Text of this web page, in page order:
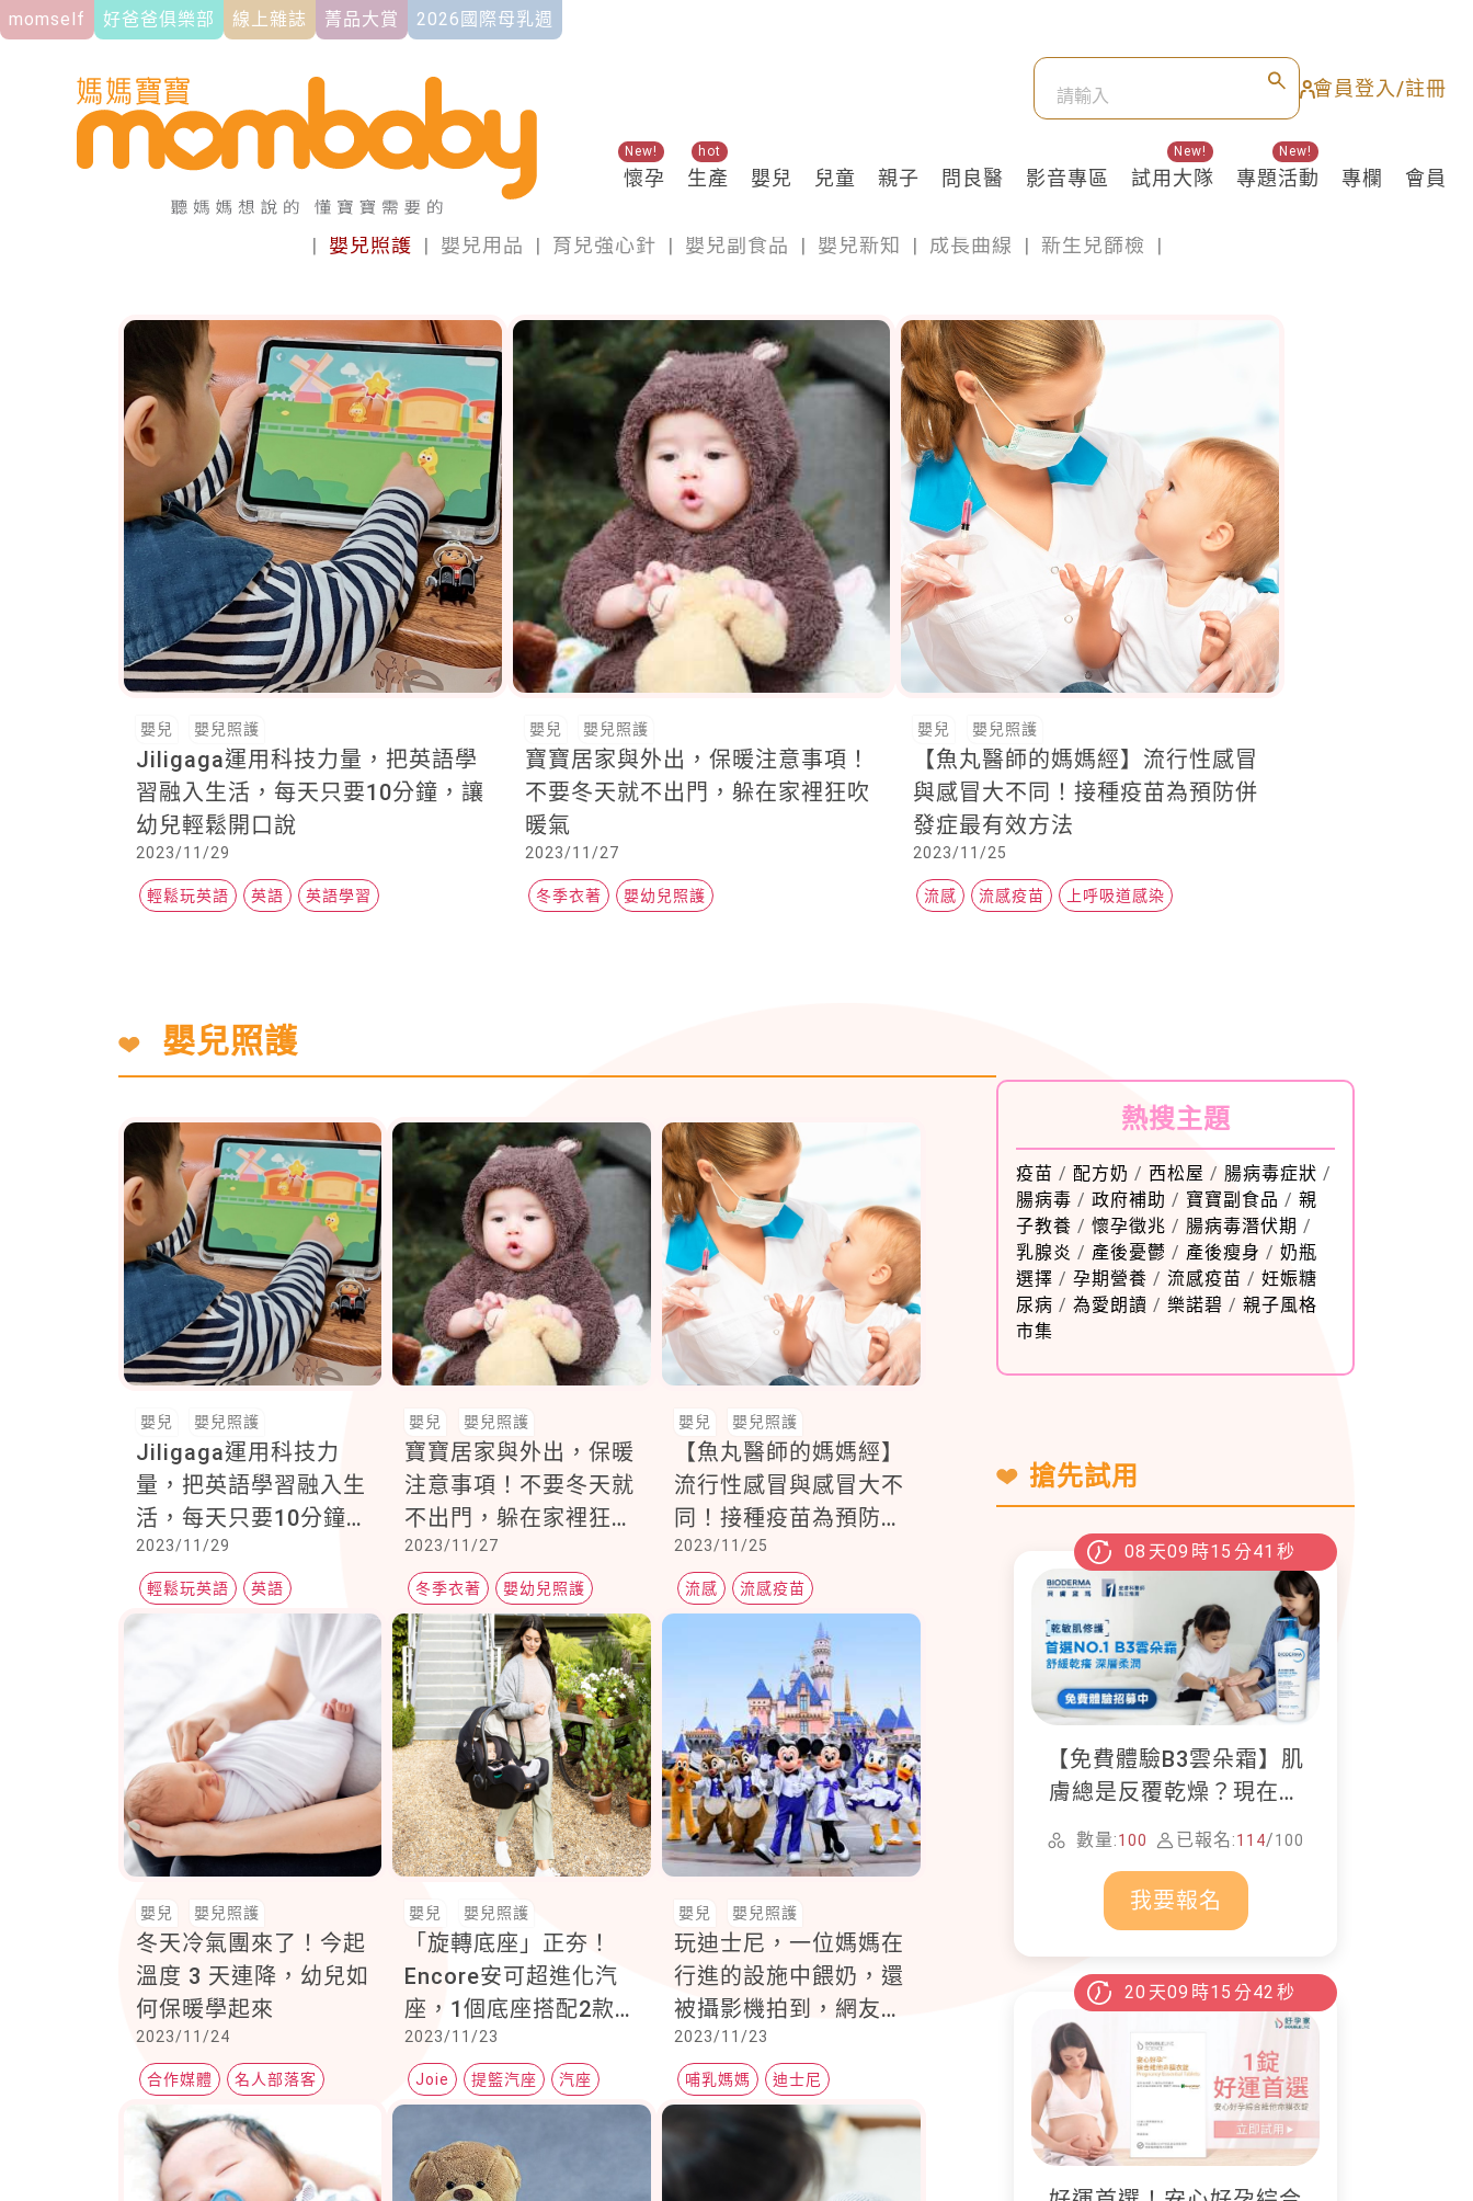
momself 好爸爸俱樂部 線上雜誌 菁品大賞 2026國際母乳週
會員登入/註冊
懷孕
New!
生產
hot
嬰兒 兒童 親子 問良醫 影音專區 試用大隊
New!
專題活動
New!
專欄 會員
嬰兒
| 嬰兒照護 | 嬰兒用品 | 育兒強心針 | 嬰兒副食品 | 嬰兒新知 | 成長曲線 | 新生兒篩檢 |
嬰兒 嬰兒照護
Jiligaga運用科技力量，把英語學
習融入生活，每天只要10分鐘，讓
幼兒輕鬆開口說
2023/11/29
輕鬆玩英語 英語 英語學習
嬰兒 嬰兒照護
寶寶居家與外出，保暖注意事項！
不要冬天就不出門，躲在家裡狂吹
暖氣
2023/11/27
冬季衣著 嬰幼兒照護
嬰兒 嬰兒照護
【魚丸醫師的媽媽經】流行性感冒
與感冒大不同！接種疫苗為預防併
發症最有效方法
2023/11/25
流感 流感疫苗 上呼吸道感染
嬰兒照護
嬰兒 嬰兒照護
Jiligaga運用科技力
量，把英語學習融入生
活，每天只要10分鐘，
讓幼兒輕鬆開口說
2023/11/29
輕鬆玩英語 英語
嬰兒 嬰兒照護
寶寶居家與外出，保暖
注意事項！不要冬天就
不出門，躲在家裡狂吹
暖氣
2023/11/27
冬季衣著 嬰幼兒照護
嬰兒 嬰兒照護
【魚丸醫師的媽媽經】
流行性感冒與感冒大不
同！接種疫苗為預防併
發症最有效方法
2023/11/25
流感 流感疫苗
嬰兒 嬰兒照護
冬天冷氣團來了！今起
溫度 3 天連降，幼兒如
何保暖學起來
2023/11/24
合作媒體 名人部落客
寒流
嬰兒 嬰兒照護
「旋轉底座」正夯！
Encore安可超進化汽
座，1個底座搭配2款汽
座，提籃、汽座任你搭
安全守護到4歲
2023/11/23
Joie 提籃汽座 汽座
嬰兒 嬰兒照護
玩迪士尼，一位媽媽在
行進的設施中餵奶，還
被攝影機拍到，網友
批：想過同行遊客的紀
念照被毀了嗎？
2023/11/23
哺乳媽媽 迪士尼
熱搜主題
疫苗 / 配方奶 / 西松屋 / 腸病毒症狀 /
腸病毒 / 政府補助 / 寶寶副食品 / 親
子教養 / 懷孕徵兆 / 腸病毒潛伏期 /
乳腺炎 / 產後憂鬱 / 產後瘦身 / 奶瓶
選擇 / 孕期營養 / 流感疫苗 / 妊娠糖
尿病 / 為愛朗讀 / 樂諾碧 / 親子風格
市集
搶先試用
08 天09 時15 分39 秒
【免費體驗B3雲朵霜】肌
膚總是反覆乾燥？現在就
加入貝膚黛瑪修護體驗計
畫！
數量:100 已報名:114/100
我要報名
20 天09 時15 分40 秒